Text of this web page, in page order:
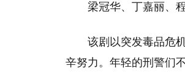
梁冠华‌、‌丁嘉丽‌、‌
该剧以突发毒品危
辛努力。年轻的刑警们